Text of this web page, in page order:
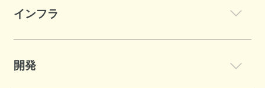
インフラ
開発